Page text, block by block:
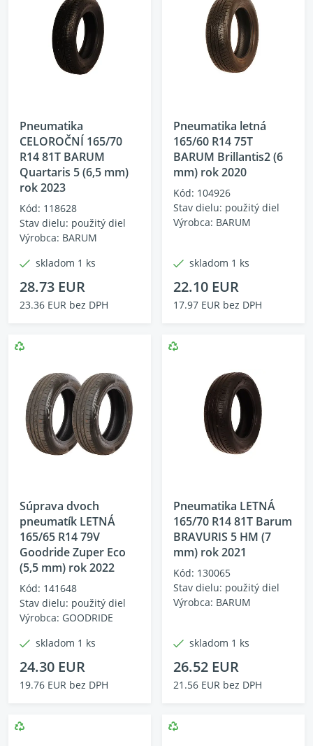
Pneumatika
CELOROČNÍ 165/70
R14 81T BARUM
Quartaris 5 (6,5 mm)
rok 2023
Kód: 118628
Stav dielu: použitý diel
Výrobca: BARUM
skladom 1 ks
28.73 EUR
23.36 EUR bez DPH
Pneumatika letná
165/60 R14 75T
BARUM Brillantis2 (6
mm) rok 2020
Kód: 104926
Stav dielu: použitý diel
Výrobca: BARUM
skladom 1 ks
22.10 EUR
17.97 EUR bez DPH
Súprava dvoch
pneumatík LETNÁ
165/65 R14 79V
Goodride Zuper Eco
(5,5 mm) rok 2022
Kód: 141648
Stav dielu: použitý diel
Výrobca: GOODRIDE
skladom 1 ks
24.30 EUR
19.76 EUR bez DPH
Pneumatika LETNÁ
165/70 R14 81T Barum
BRAVURIS 5 HM (7
mm) rok 2021
Kód: 130065
Stav dielu: použitý diel
Výrobca: BARUM
skladom 1 ks
26.52 EUR
21.56 EUR bez DPH